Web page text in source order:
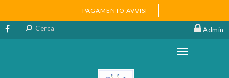
PAGAMENTO AVVISI
Admin